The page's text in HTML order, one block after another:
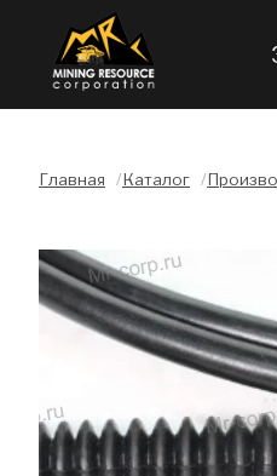
Главная /Каталог /
Слайдшоу